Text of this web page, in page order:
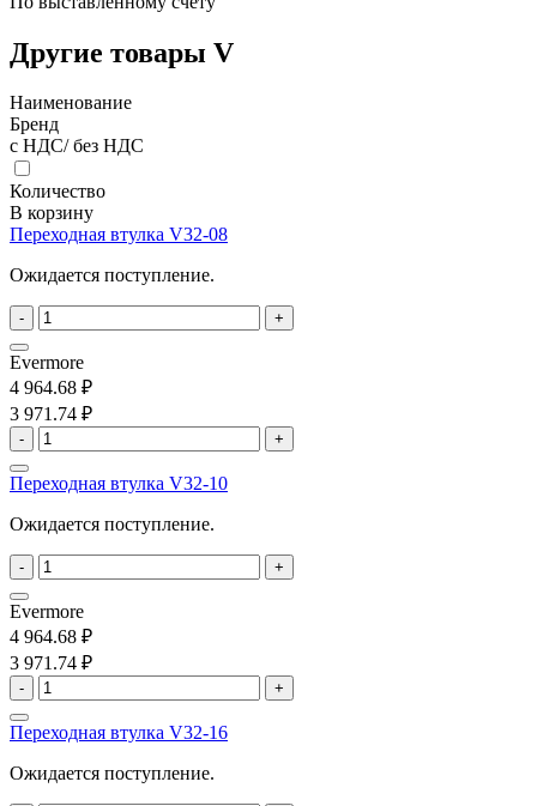
Другие товары V
Наименование
Бренд
с НДС/ без НДС
Количество
В корзину
Переходная втулка V32-08
Ожидается поступление.
- +
Evermore
4 964.68 ₽
3 971.74 ₽
- +
Переходная втулка V32-10
Ожидается поступление.
- +
Evermore
4 964.68 ₽
3 971.74 ₽
- +
Переходная втулка V32-16
Ожидается поступление.